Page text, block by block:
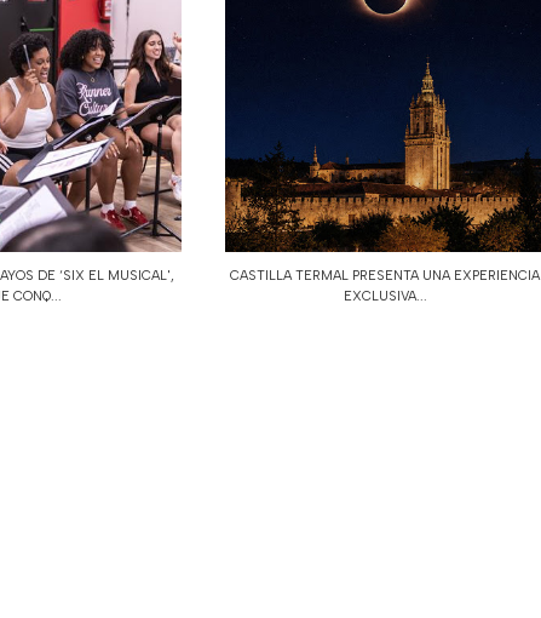
DE ‘SIX EL MUSICAL',
CONQ...
CASTILLA TERMAL PRESENTA UNA EXPERIENCIA
EXCLUSIVA...